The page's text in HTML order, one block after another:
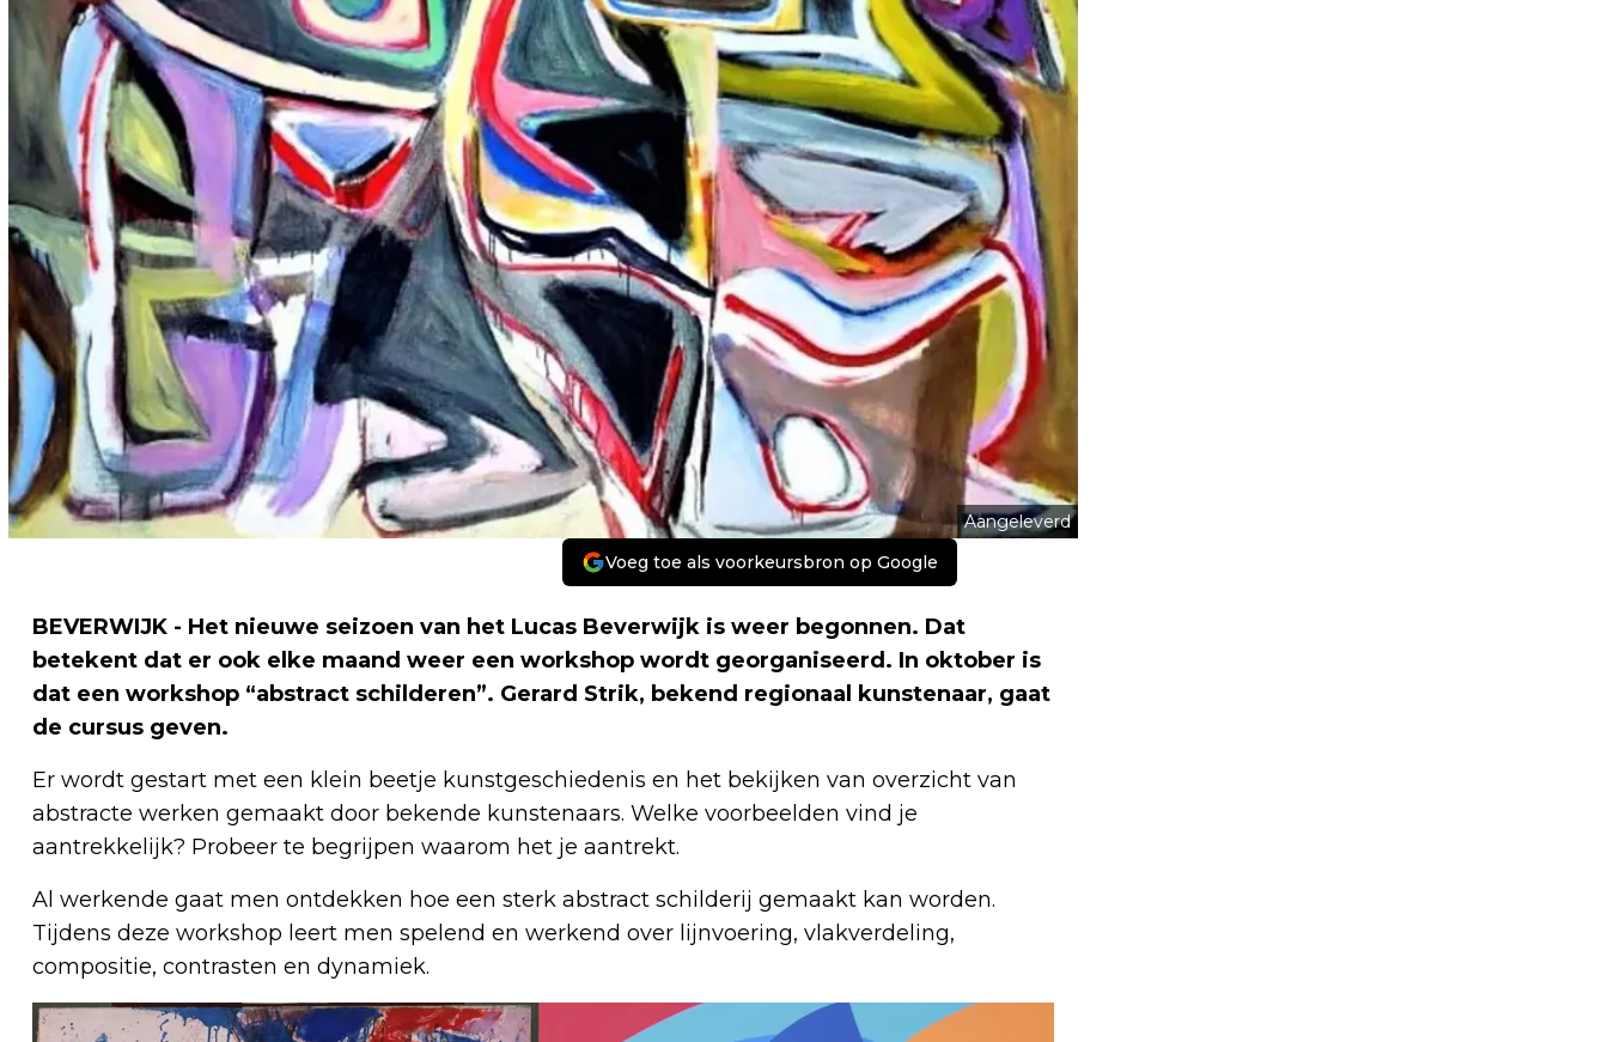
Aangeleverd
Voeg toe als voorkeursbron op Google
BEVERWIJK - Het nieuwe seizoen van het Lucas Beverwijk is weer begonnen. Dat
betekent dat er ook elke maand weer een workshop wordt georganiseerd. In oktober is
dat een workshop “abstract schilderen”. Gerard Strik, bekend regionaal kunstenaar, gaat
de cursus geven.
Er wordt gestart met een klein beetje kunstgeschiedenis en het bekijken van overzicht van
abstracte werken gemaakt door bekende kunstenaars. Welke voorbeelden vind je
aantrekkelijk? Probeer te begrijpen waarom het je aantrekt.
Al werkende gaat men ontdekken hoe een sterk abstract schilderij gemaakt kan worden.
Tijdens deze workshop leert men spelend en werkend over lijnvoering, vlakverdeling,
compositie, contrasten en dynamiek.